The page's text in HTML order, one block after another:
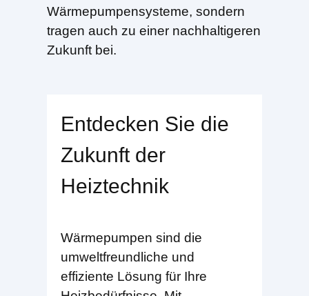
Wärmepumpensysteme, sondern
tragen auch zu einer nachhaltigeren
Zukunft bei.
Entdecken Sie die
Zukunft der
Heiztechnik
Wärmepumpen sind die
umweltfreundliche und
effiziente Lösung für Ihre